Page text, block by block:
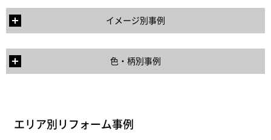
イメージ別事例
色・柄別事例
エリア別リフォーム事例